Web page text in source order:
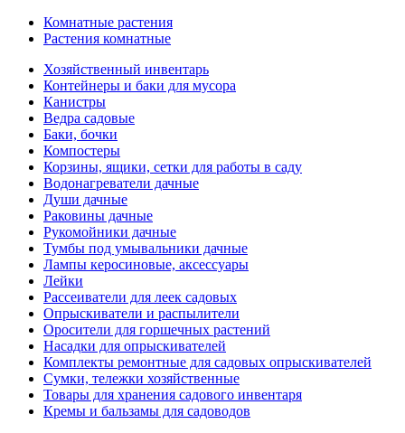
Комнатные растения
Растения комнатные
Хозяйственный инвентарь
Контейнеры и баки для мусора
Канистры
Ведра садовые
Баки, бочки
Компостеры
Корзины, ящики, сетки для работы в саду
Водонагреватели дачные
Души дачные
Раковины дачные
Рукомойники дачные
Тумбы под умывальники дачные
Лампы керосиновые, аксессуары
Лейки
Рассеиватели для леек садовых
Опрыскиватели и распылители
Оросители для горшечных растений
Насадки для опрыскивателей
Комплекты ремонтные для садовых опрыскивателей
Сумки, тележки хозяйственные
Товары для хранения садового инвентаря
Кремы и бальзамы для садоводов